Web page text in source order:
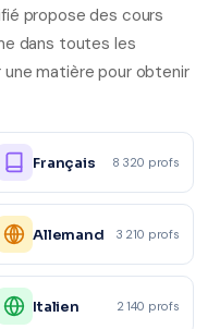
propose des cours
dans toutes les
matière pour obtenir
Français 8 320 profs
Allemand 3 210 profs
Italien 2 140 profs